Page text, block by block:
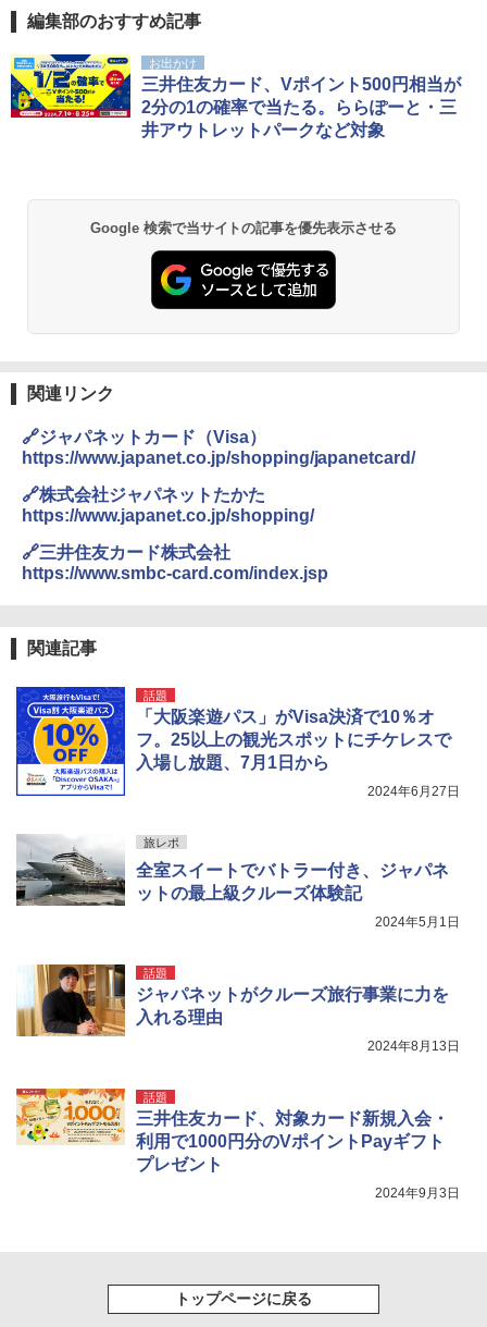
編集部のおすすめ記事
お出かけ
三井住友カード、Vポイント500円相当が
2分の1の確率で当たる。ららぽーと・三
井アウトレットパークなど対象
Google 検索で当サイトの記事を優先表示させる
関連リンク
🔗ジャパネットカード（Visa）
https://www.japanet.co.jp/shopping/japanetcard/
🔗株式会社ジャパネットたかた
https://www.japanet.co.jp/shopping/
🔗三井住友カード株式会社
https://www.smbc-card.com/index.jsp
関連記事
話題
「大阪楽遊パス」がVisa決済で10％オ
フ。25以上の観光スポットにチケレスで
入場し放題、7月1日から
2024年6月27日
旅レポ
全室スイートでバトラー付き、ジャパネ
ットの最上級クルーズ体験記
2024年5月1日
話題
ジャパネットがクルーズ旅行事業に力を
入れる理由
2024年8月13日
話題
三井住友カード、対象カード新規入会・
利用で1000円分のVポイントPayギフト
プレゼント
2024年9月3日
トップページに戻る